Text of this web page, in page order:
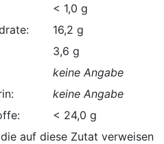
< 1,0 g
16,2 g
3,6 g
keine Angabe
keine Angabe
< 24,0 g
auf diese Zutat verweisen.